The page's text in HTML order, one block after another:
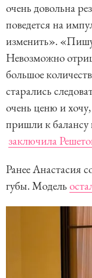
очень довольна
поведется на
изменить». «Пишу
Невозможно
большое
старались
очень ценю и
пришли к
заключила
Ранее Анастасия
губы. Модель